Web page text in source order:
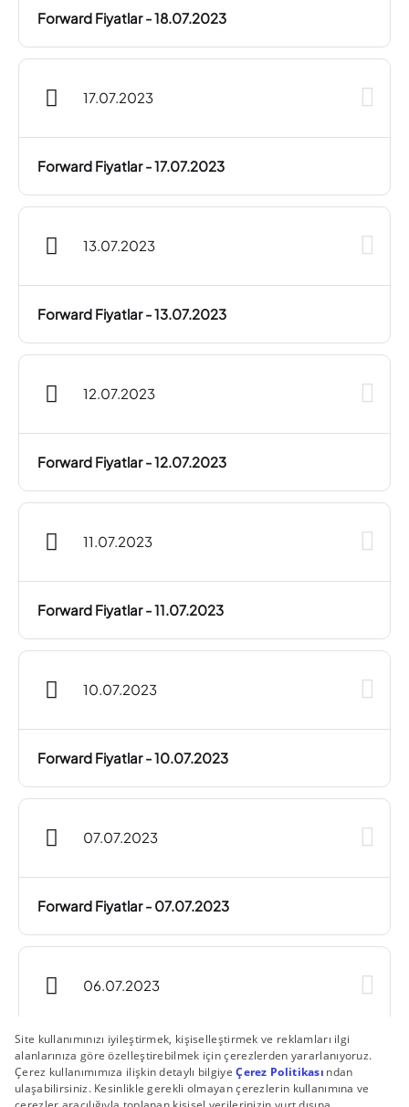
Forward Fiyatlar - 18.07.2023
17.07.2023
Forward Fiyatlar - 17.07.2023
13.07.2023
Forward Fiyatlar - 13.07.2023
12.07.2023
Forward Fiyatlar - 12.07.2023
11.07.2023
Forward Fiyatlar - 11.07.2023
10.07.2023
Forward Fiyatlar - 10.07.2023
07.07.2023
Forward Fiyatlar - 07.07.2023
06.07.2023
Forward Fiyatlar - 06.07.2023